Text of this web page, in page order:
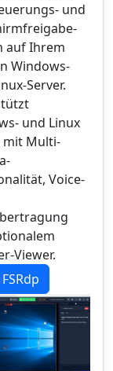
und
auf Ihrem
Windows-
Server.
und Linux
mit Multi-
Voice-
Viewer.